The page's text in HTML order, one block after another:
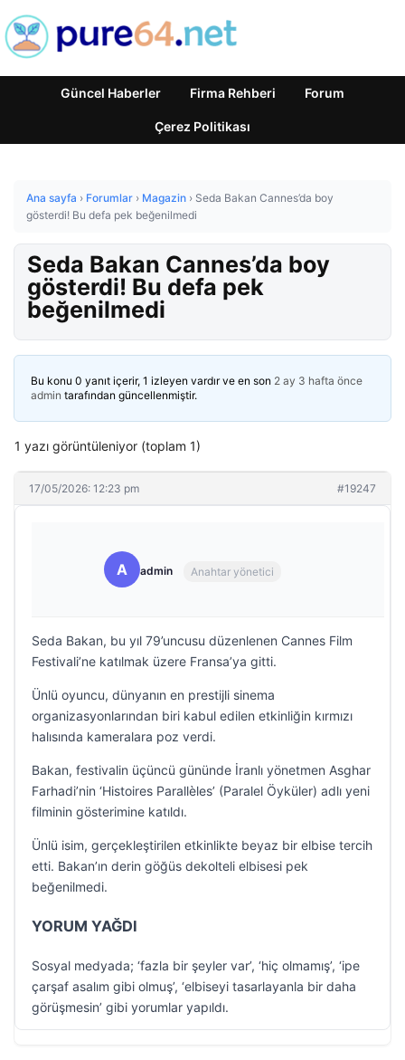
Güncel Haberler Firma Rehberi Forum
Çerez Politikası
Ana sayfa › Forumlar › Magazin › Seda Bakan Cannes’da boy
gösterdi! Bu defa pek beğenilmedi
Seda Bakan Cannes’da boy
gösterdi! Bu defa pek
beğenilmedi
Bu konu 0 yanıt içerir, 1 izleyen vardır ve en son 2 ay 3 hafta önce
admin tarafından güncellenmiştir.
1 yazı görüntüleniyor (toplam 1)
17/05/2026: 12:23 pm #19247
A admin Anahtar yönetici
Seda Bakan, bu yıl 79’uncusu düzenlenen Cannes Film
Festivali’ne katılmak üzere Fransa’ya gitti.
Ünlü oyuncu, dünyanın en prestijli sinema
organizasyonlarından biri kabul edilen etkinliğin kırmızı
halısında kameralara poz verdi.
Bakan, festivalin üçüncü gününde İranlı yönetmen Asghar
Farhadi’nin ‘Histoires Parallèles’ (Paralel Öyküler) adlı yeni
filminin gösterimine katıldı.
Ünlü isim, gerçekleştirilen etkinlikte beyaz bir elbise tercih
etti. Bakan’ın derin göğüs dekolteli elbisesi pek
beğenilmedi.
YORUM YAĞDI
Sosyal medyada; ‘fazla bir şeyler var’, ‘hiç olmamış’, ‘ipe
çarşaf asalım gibi olmuş’, ‘elbiseyi tasarlayanla bir daha
görüşmesin’ gibi yorumlar yapıldı.